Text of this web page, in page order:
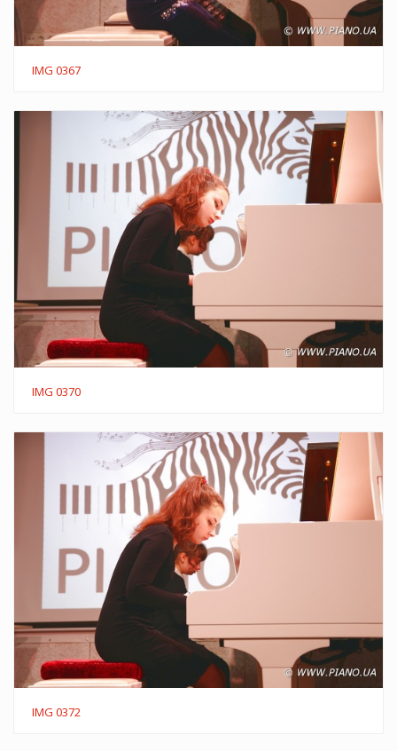
IMG 0367
IMG 0370
IMG 0372